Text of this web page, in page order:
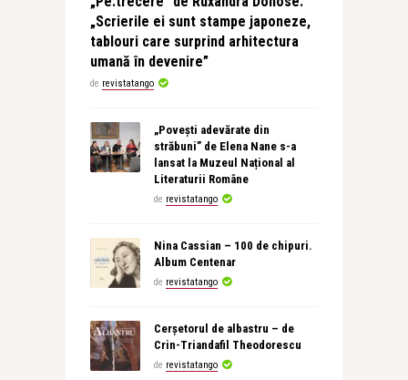
„Scrierile ei sunt stampe japoneze,
tablouri care surprind arhitectura
umană în devenire”
de revistatango
„Povești adevărate din
străbuni” de Elena Nane s-a
lansat la Muzeul Național al
Literaturii Române
de revistatango
Nina Cassian – 100 de chipuri.
Album Centenar
de revistatango
Cerșetorul de albastru – de
Crin-Triandafil Theodorescu
de revistatango